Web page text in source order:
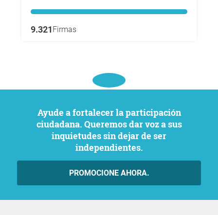
9.321 Firmas
Ayude a fortalecer la participación
ciudadana. Queremos dar voz a sus
inquietudes sin dejar de ser
independientes.
PROMOCIONE AHORA.